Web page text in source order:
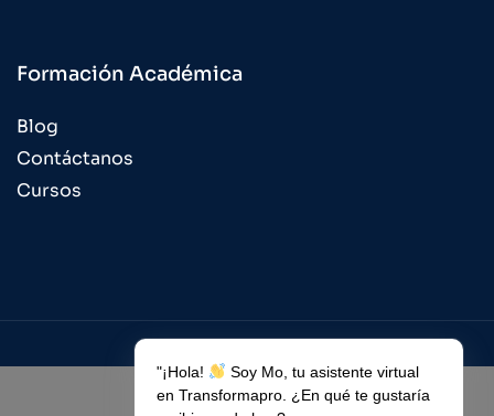
Formación Académica
Blog
Contáctanos
Cursos
Copyright © Todos los derechos reservados 2023 /
"¡Hola!
Soy Mo, tu asistente virtual
en Transformapro. ¿En qué te gustaría